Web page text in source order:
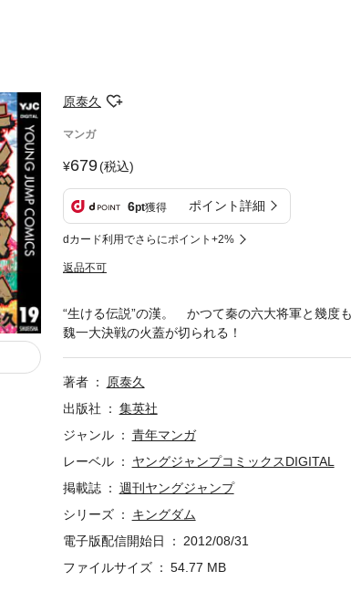
原泰久
マンガ
679(税込)
6pt獲得 ポイント詳細
dカード利用でさらにポイント+2%
返品不可
“生ける伝説”の漢。 かつて秦の六大将軍と幾度
魏一大決戦の火蓋が切られる！
著者
原泰久
出版社
集英社
ジャンル
青年マンガ
レーベル
ヤングジャンプコミックスDIGITAL
掲載誌
週刊ヤングジャンプ
シリーズ
キングダム
電子版配信開始日
2012/08/31
ファイルサイズ
54.77 MB